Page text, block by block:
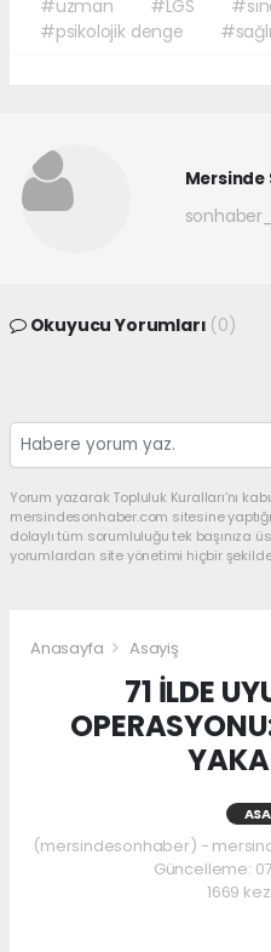
#uzman #LGS
#psikolojik denge
Mersinde
Okuyucu Yorumları (0)
Yorum yazarak Topluluk Kuralları’nı
mersindesonhaber.com sitesine
dolaylı tüm sorumluluğu tek başınıza
yorumlardan site yönetimi hiçbir
Anasayfa Asayiş
71 İLDE
(mersindesonhaber) -
Güncelleme:
1669